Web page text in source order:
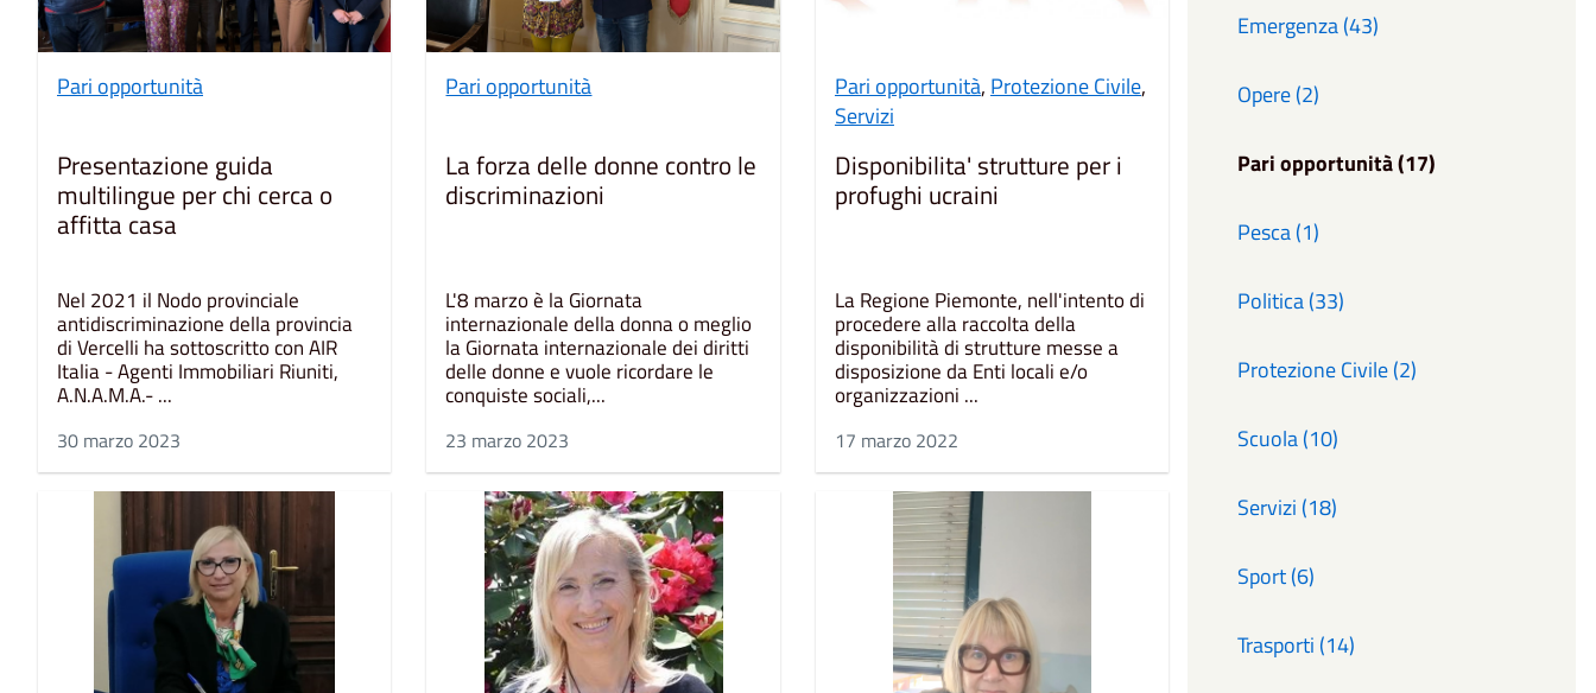
Pari opportunità
Presentazione guida
multilingue per chi cerca o
affitta casa
Nel 2021 il Nodo provinciale
antidiscriminazione della provincia
di Vercelli ha sottoscritto con AIR
Italia - Agenti Immobiliari Riuniti,
A.N.A.M.A.- ...
30 marzo 2023
Pari opportunità
La forza delle donne contro le
discriminazioni
L'8 marzo è la Giornata
internazionale della donna o meglio
la Giornata internazionale dei diritti
delle donne e vuole ricordare le
conquiste sociali,...
23 marzo 2023
Pari opportunità, Protezione Civile,
Servizi
Disponibilita' strutture per i
profughi ucraini
La Regione Piemonte, nell'intento di
procedere alla raccolta della
disponibilità di strutture messe a
disposizione da Enti locali e/o
organizzazioni ...
17 marzo 2022
Emergenza (43)
Opere (2)
Pari opportunità (17)
Pesca (1)
Politica (33)
Protezione Civile (2)
Scuola (10)
Servizi (18)
Sport (6)
Trasporti (14)